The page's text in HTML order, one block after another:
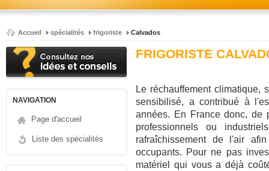
Accueil spécialités frigoriste Calvados
NAVIGATION
Page d'accueil
Liste des spécialités
FRIGORISTE
Le réchauffement climatique,
sensibilisé, a contribué à
années. En France donc,
professionnels ou
rafraîchissement de l'air
occupants. Pour ne pas
matériel qui vous a déjà